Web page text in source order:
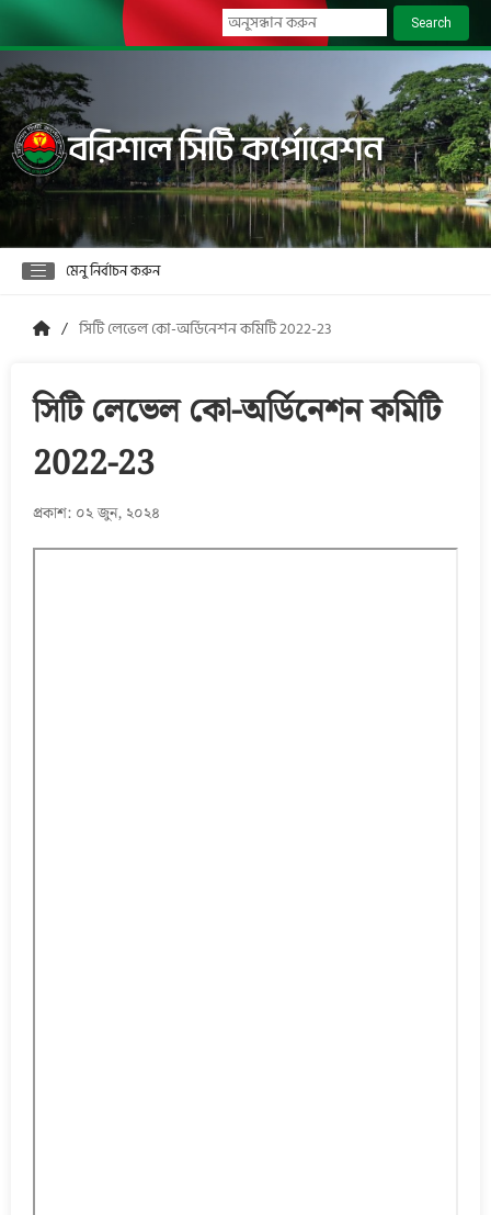
Search
বরিশাল সিটি কর্পোরেশন
মেনু নির্বাচন করুন
সিটি লেভেল কো-অর্ডিনেশন কমিটি 2022-23
সিটি লেভেল কো-অর্ডিনেশন কমিটি
2022-23
প্রকাশ: ০২ জুন, ২০২৪